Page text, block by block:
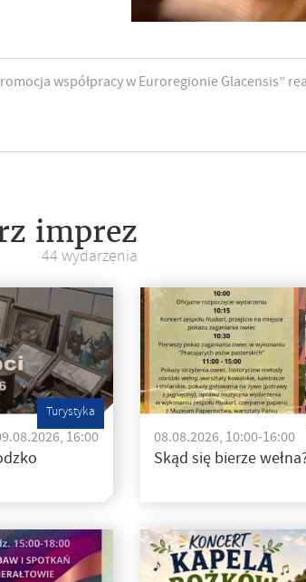
współpracy w Euroregionie Glacensis”
imprez
44 wydarzenia
Turystyka
16:00 08.08.2026, 10:00-16:00
Skąd się bierze